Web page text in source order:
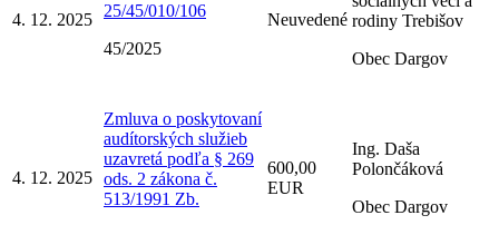
4. 12. 2025
25/45/010/106
45/2025
Neuvedené rodiny Trebišov
Obec Dargov
4. 12. 2025
Zmluva o poskytovaní
audítorských služieb
uzavretá podľa § 269
ods. 2 zákona č.
513/1991 Zb.
600,00
EUR
Ing. Daša
Polončáková
Obec Dargov